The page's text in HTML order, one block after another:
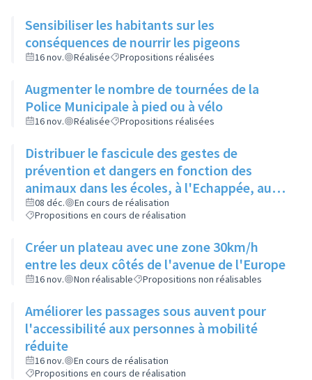
Sensibiliser les habitants sur les
conséquences de nourrir les pigeons
16 nov. Réalisée Propositions réalisées
Augmenter le nombre de tournées de la
Police Municipale à pied ou à vélo
16 nov. Réalisée Propositions réalisées
Distribuer le fascicule des gestes de
prévention et dangers en fonction des
animaux dans les écoles, à l'Echappée, aux
Centres Sociaux.... et l'insérer dans le
Rilliard en version détachable.
08 déc.
En cours de réalisation
Propositions en cours de réalisation
Créer un plateau avec une zone 30km/h
entre les deux côtés de l'avenue de l'Europe
16 nov. Non réalisable Propositions non réalisables
Améliorer les passages sous auvent pour
l'accessibilité aux personnes à mobilité
réduite
16 nov.
En cours de réalisation
Propositions en cours de réalisation